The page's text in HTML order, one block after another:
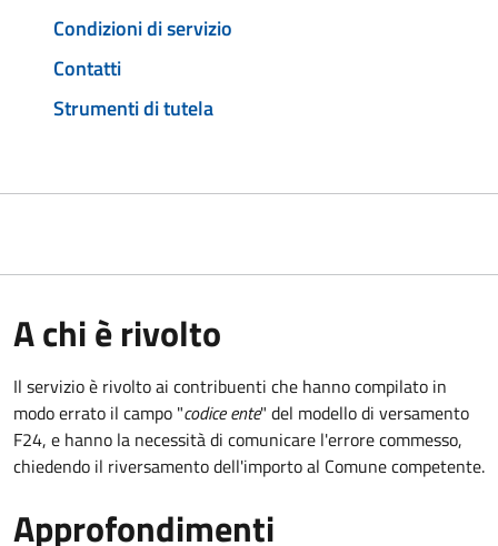
Condizioni di servizio
Contatti
Strumenti di tutela
A chi è rivolto
Il servizio è rivolto ai contribuenti che hanno compilato in
modo errato il campo "codice ente" del modello di versamento
F24, e hanno la necessità di comunicare l'errore commesso,
chiedendo il riversamento dell'importo al Comune competente.
Approfondimenti